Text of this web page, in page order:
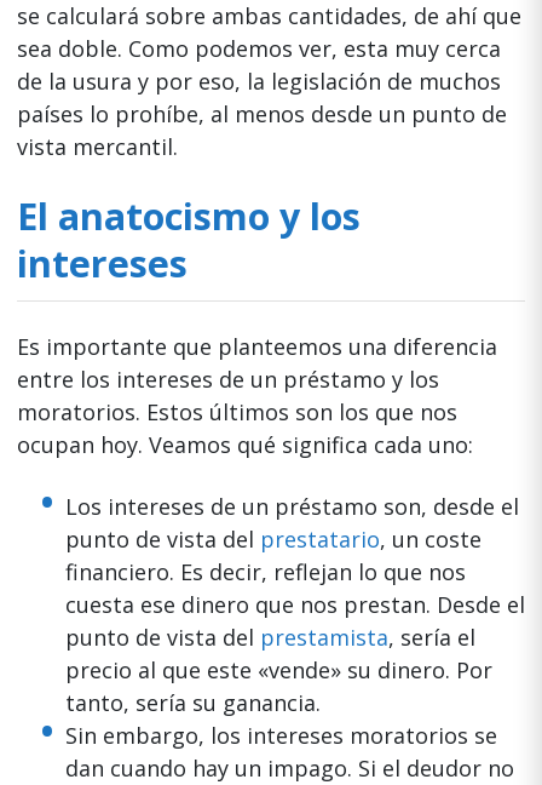
se calculará sobre ambas cantidades, de ahí que
sea doble. Como podemos ver, esta muy cerca
de la usura y por eso, la legislación de muchos
países lo prohíbe, al menos desde un punto de
vista mercantil.
El anatocismo y los
intereses
Es importante que planteemos una diferencia
entre los intereses de un préstamo y los
moratorios. Estos últimos son los que nos
ocupan hoy. Veamos qué significa cada uno:
Los intereses de un préstamo son, desde el
punto de vista del prestatario, un coste
financiero. Es decir, reflejan lo que nos
cuesta ese dinero que nos prestan. Desde el
punto de vista del prestamista, sería el
precio al que este «vende» su dinero. Por
tanto, sería su ganancia.
Sin embargo, los intereses moratorios se
dan cuando hay un impago. Si el deudor no